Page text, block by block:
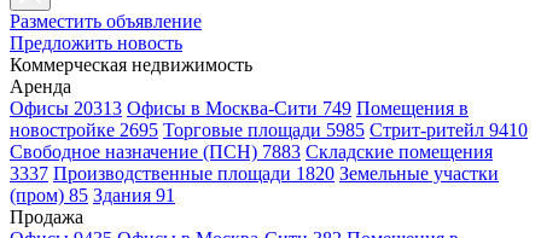
Разместить объявление
Предложить новость
Коммерческая недвижимость
Аренда
Офисы 20313 Офисы в Москва-Сити 749 Помещения в
новостройке 2695 Торговые площади 5985 Стрит-ритейл 9410
Свободное назначение (ПСН) 7883 Складские помещения
3337 Производственные площади 1820 Земельные участки
(пром) 85 Здания 91
Продажа